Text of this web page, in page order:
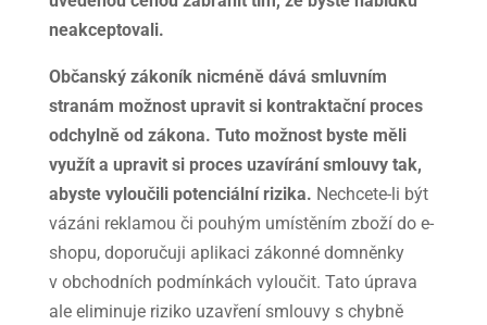
neakceptovali.
Občanský zákoník nicméně dává smluvním
stranám možnost upravit si kontraktační proces
odchylně od zákona. Tuto možnost byste měli
využít a upravit si proces uzavírání smlouvy tak,
abyste vyloučili potenciální rizika. Nechcete-li být
vázáni reklamou či pouhým umístěním zboží do e-
shopu, doporučuji aplikaci zákonné domněnky
v obchodních podmínkách vyloučit. Tato úprava
ale eliminuje riziko uzavření smlouvy s chybně